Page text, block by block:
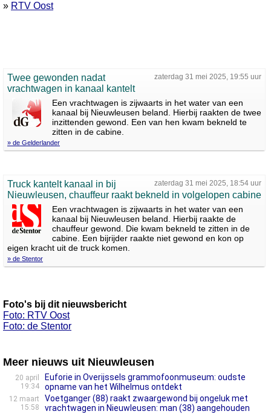
» RTV Oost
zaterdag 31 mei 2025, 19:55 uur
Twee gewonden nadat
vrachtwagen in kanaal kantelt
Een vrachtwagen is zijwaarts in het water van een
kanaal bij Nieuwleusen beland. Hierbij raakten de twee
inzittenden gewond. Een van hen kwam bekneld te
zitten in de cabine.
» de Gelderlander
zaterdag 31 mei 2025, 18:54 uur
Truck kantelt kanaal in bij
Nieuwleusen, chauffeur raakt bekneld in volgelopen cabine
Een vrachtwagen is zijwaarts in het water van een
kanaal bij Nieuwleusen beland. Hierbij raakte de
chauffeur gewond. Die kwam bekneld te zitten in de
cabine. Een bijrijder raakte niet gewond en kon op
eigen kracht uit de truck komen.
» de Stentor
Foto's bij dit nieuwsbericht
Foto: RTV Oost
Foto: de Stentor
Meer nieuws uit Nieuwleusen
20 april
19:34
Euforie in Overijssels grammofoonmuseum: oudste
opname van het Wilhelmus ontdekt
12 maart
15:58
Voetganger (88) raakt zwaargewond bij ongeluk met
vrachtwagen in Nieuwleusen: man (38) aangehouden